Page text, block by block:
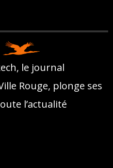
le journal
Rouge, plonge ses
l’actualité